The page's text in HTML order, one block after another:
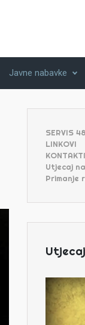
Javne nabavke
SERVIS
LINKOVI
Utjecaj
Primanje